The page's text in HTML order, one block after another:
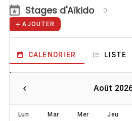
Stages d'Aïkido 0
AJOUTER
CALENDRIER LISTE
Août
Lun Mar Mer Jeu